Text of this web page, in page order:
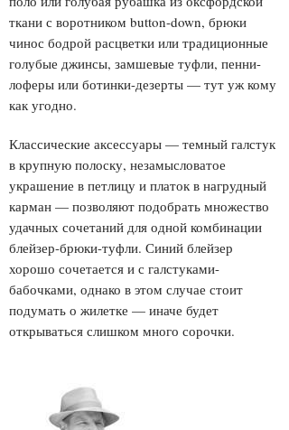
ткани с воротником button-down, брюки
чинос бодрой расцветки или традиционные
голубые джинсы, замшевые туфли, пенни-
лоферы или ботинки-дезерты — тут уж кому
как угодно.
Классические аксессуары — темный галстук
в крупную полоску, незамысловатое
украшение в петлицу и платок в нагрудный
карман — позволяют подобрать множество
удачных сочетаний для одной комбинации
блейзер-брюки-туфли. Синий блейзер
хорошо сочетается и с галстуками-
бабочками, однако в этом случае стоит
подумать о жилетке — иначе будет
открываться слишком много сорочки.